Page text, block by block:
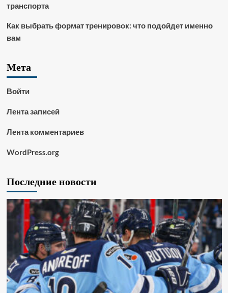
транспорта
Как выбрать формат тренировок: что подойдет именно
вам
Мета
Войти
Лента записей
Лента комментариев
WordPress.org
Последние новости